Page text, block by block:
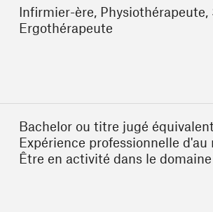
Infirmier-ère, Physiothérapeute,
Ergothérapeute
Bachelor ou titre jugé
Expérience professionnelle d'au
Être en activité dans le